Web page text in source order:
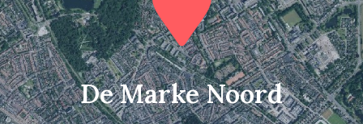
De Marke Noord